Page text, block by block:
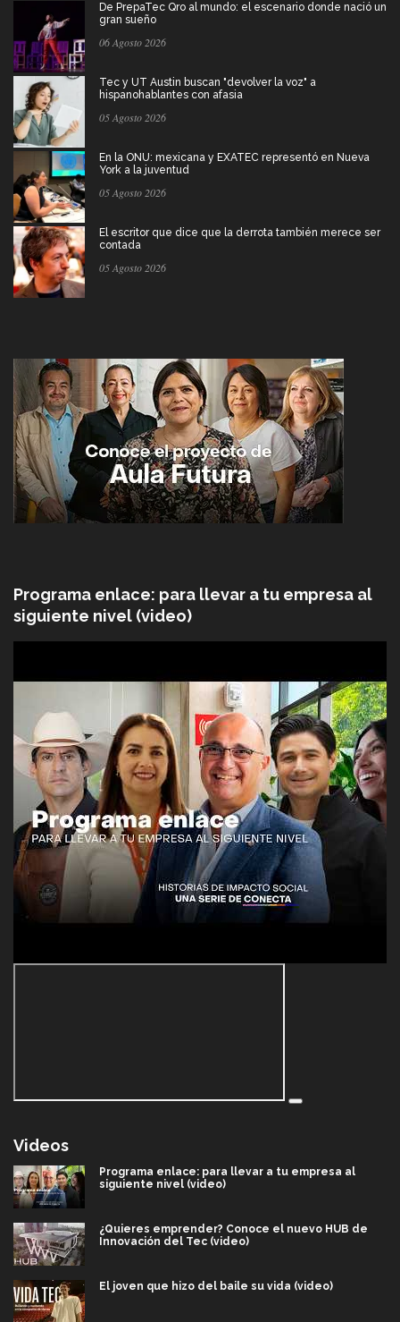
De PrepaTec Qro al mundo: el escenario donde nació un
gran sueño
06 Agosto 2026
Tec y UT Austin buscan "devolver la voz" a
hispanohablantes con afasia
05 Agosto 2026
En la ONU: mexicana y EXATEC representó en Nueva
York a la juventud
05 Agosto 2026
El escritor que dice que la derrota también merece ser
contada
05 Agosto 2026
Programa enlace: para llevar a tu empresa al
siguiente nivel (video)
Videos
Programa enlace: para llevar a tu empresa al
siguiente nivel (video)
¿Quieres emprender? Conoce el nuevo HUB de
Innovación del Tec (video)
El joven que hizo del baile su vida (video)